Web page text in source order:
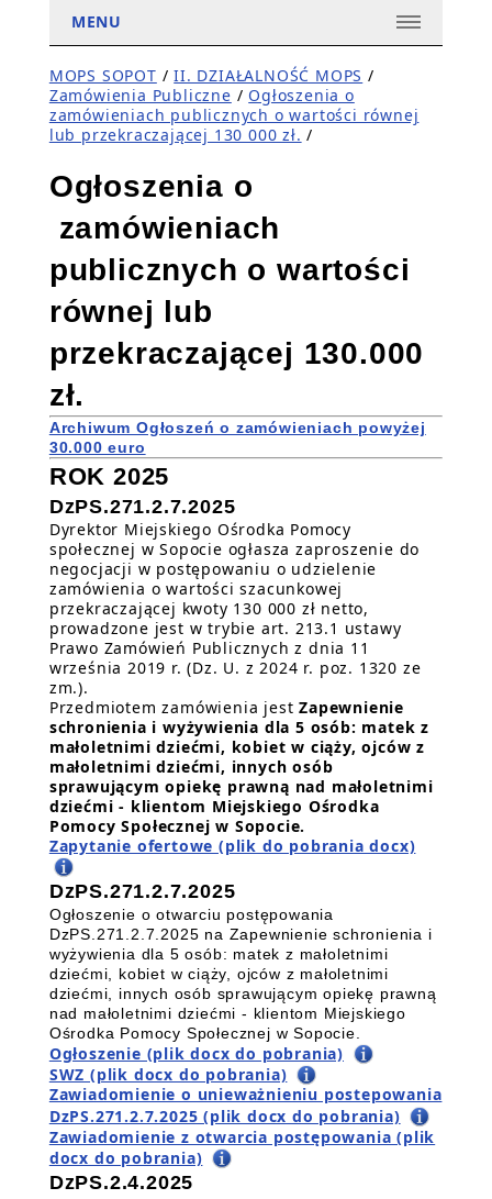
MENU
MOPS SOPOT /II. DZIAŁALNOŚĆ MOPS /
Zamówienia Publiczne / Ogłoszenia o
zamówieniach publicznych o wartości równej
lub przekraczającej 130 000 zł. /
Ogłoszenia o
zamówieniach
publicznych o wartości
równej lub
przekraczającej 130.000
zł.
Archiwum Ogłoszeń o zamówieniach powyżej
30.000 euro
ROK 2025
DzPS.271.2.7.2025
Dyrektor Miejskiego Ośrodka Pomocy
społecznej w Sopocie ogłasza zaproszenie do
negocjacji w postępowaniu o udzielenie
zamówienia o wartości szacunkowej
przekraczającej kwoty 130 000 zł netto,
prowadzone jest w trybie art. 213.1 ustawy
Prawo Zamówień Publicznych z dnia 11
września 2019 r. (Dz. U. z 2024 r. poz. 1320 ze
zm.).
Przedmiotem zamówienia jestZapewnienie
schronienia i wyżywienia dla 5 osób: matek z
małoletnimi dziećmi, kobiet w ciąży, ojców z
małoletnimi dziećmi, innych osób
sprawującym opiekę prawną nad małoletnimi
dziećmi - klientom Miejskiego Ośrodka
Pomocy Społecznej w Sopocie.
Zapytanie ofertowe (plik do pobrania docx)
DzPS.271.2.7.2025
Ogłoszenie o otwarciu postępowania
DzPS.271.2.7.2025 na Zapewnienie schronienia i
wyżywienia dla 5 osób: matek z małoletnimi
dziećmi, kobiet w ciąży, ojców z małoletnimi
dziećmi, innych osób sprawującym opiekę prawną
nad małoletnimi dziećmi - klientom Miejskiego
Ośrodka Pomocy Społecznej w Sopocie.
Ogłoszenie (plik docx do pobrania)
SWZ (plik docx do pobrania)
Zawiadomienie o unieważnieniu postepowania
DzPS.271.2.7.2025 (plik docx do pobrania)
Zawiadomienie z otwarcia postępowania (plik
docx do pobrania)
DzPS.2.4.2025